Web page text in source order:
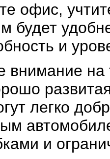
офис,
будет
и
внимание
легко
и